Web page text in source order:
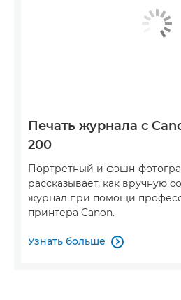
Печать журнала с
200
Портретный и фэшн-
рассказывает, как вручную
журнал при помощи
принтера Canon.
Узнать больше 